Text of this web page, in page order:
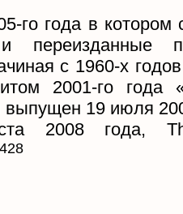
го года в котором
переизданные
с 1960-х
2001-го года
выпущен 19 июля
2008 года,